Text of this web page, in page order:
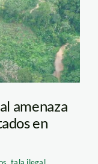
amenaza
en